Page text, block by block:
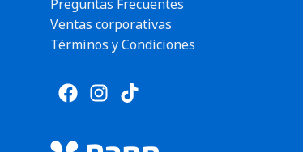
Preguntas Frecuentes
Ventas corporativas
Términos y Condiciones